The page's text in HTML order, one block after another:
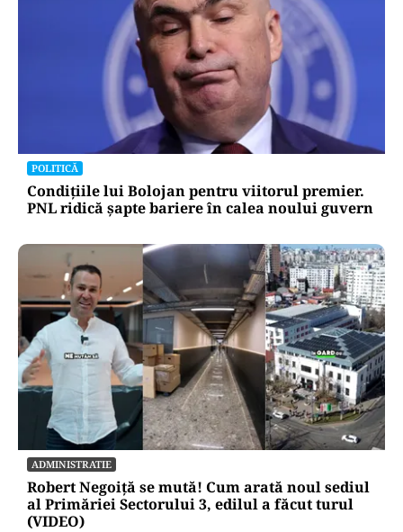
POLITICĂ
Condițiile lui Bolojan pentru viitorul premier.
PNL ridică șapte bariere în calea noului guvern
ADMINISTRATIE
Robert Negoiță se mută! Cum arată noul sediul
al Primăriei Sectorului 3, edilul a făcut turul
(VIDEO)